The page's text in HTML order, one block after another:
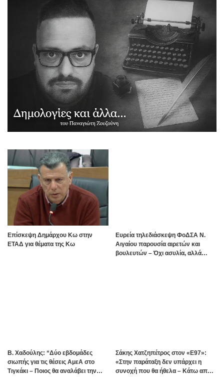
Επίσκεψη Δημάρχου Κω στην
ΕΤΑΔ για θέματα της Κω
Ευρεία τηλεδιάσκεψη ΦοΔΣΑ Ν.
Αιγαίου παρουσία αιρετών και
βουλευτών – Όχι ασυλία, αλλά
B. Xαδούλης: “Δύο εβδομάδες
σιωπής για τις θέσεις ΑμεΑ στο
Τιγκάκι – Ποιος θα αναλάβει την
Σάκης Χατζηπέτρος στον «Ε97»:
«Στην παράταξη δεν υπάρχει η
συνοχή που θα ήθελα – Κάτω από